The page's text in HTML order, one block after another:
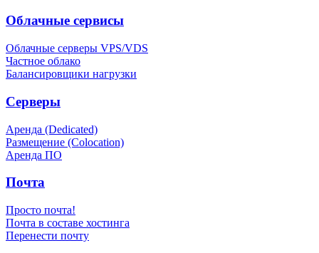
Облачные сервисы
Облачные серверы VPS/VDS
Частное облако
Балансировщики нагрузки
Серверы
Аренда (Dedicated)
Размещение (Colocation)
Аренда ПО
Почта
Просто почта!
Почта в составе хостинга
Перенести почту